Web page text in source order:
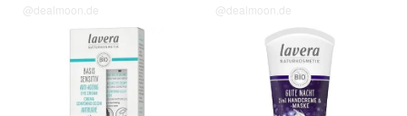
@dealmoon.de @dealmoon.de